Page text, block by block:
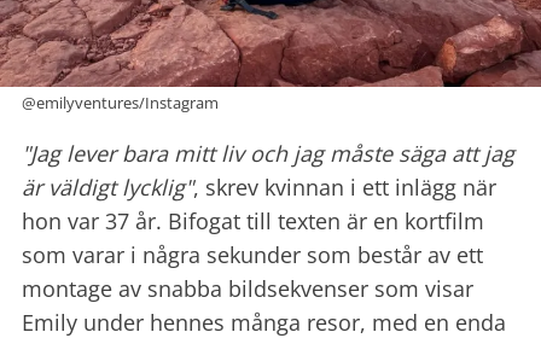
@emilyventures/Instagram
"Jag lever bara mitt liv och jag måste säga att jag
är väldigt lycklig", skrev kvinnan i ett inlägg när
hon var 37 år. Bifogat till texten är en kortfilm
som varar i några sekunder som består av ett
montage av snabba bildsekvenser som visar
Emily under hennes många resor, med en enda